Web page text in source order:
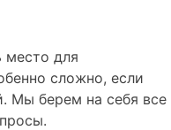
место для
сложно, если
Мы берем на себя все